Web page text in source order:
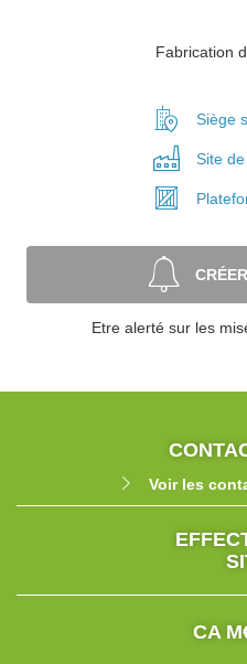
Fabrication
Siège
Site de
Etre alerté sur les
Voir les
CA